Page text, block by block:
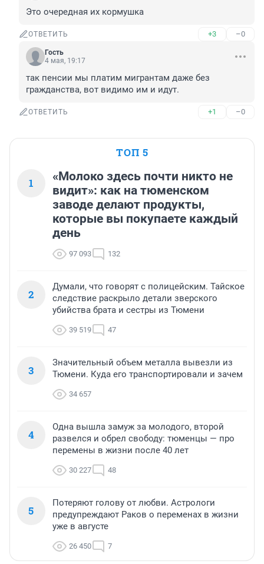
Это очередная их кормушка
ОТВЕТИТЬ +3 –0
Гость
4 мая, 19:17
так пенсии мы платим мигрантам даже без
гражданства, вот видимо им и идут.
ОТВЕТИТЬ +1 –0
ТОП 5
1
«Молоко здесь почти никто не
видит»: как на тюменском
заводе делают продукты,
которые вы покупаете каждый
день
97 093 132
2
Думали, что говорят с полицейским. Тайское
следствие раскрыло детали зверского
убийства брата и сестры из Тюмени
39 519 47
3
Значительный объем металла вывезли из
Тюмени. Куда его транспортировали и зачем
34 657
4
Одна вышла замуж за молодого, второй
развелся и обрел свободу: тюменцы — про
перемены в жизни после 40 лет
30 227 48
5
Потеряют голову от любви. Астрологи
предупреждают Раков о переменах в жизни
уже в августе
26 450 7